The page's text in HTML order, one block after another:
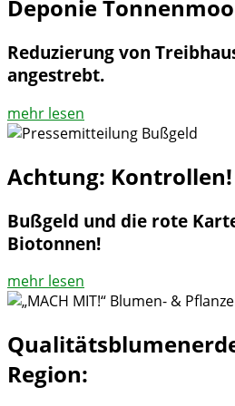
Deponie
Reduzierung von
angestrebt.
mehr lesen
Achtung: Kontrollen!
Bußgeld und die rote
Biotonnen!
mehr lesen
Region: